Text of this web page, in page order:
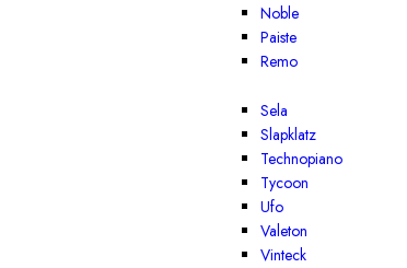
Noble
Paiste
Remo
Sela
Slapklatz
Technopiano
Tycoon
Ufo
Valeton
Vinteck